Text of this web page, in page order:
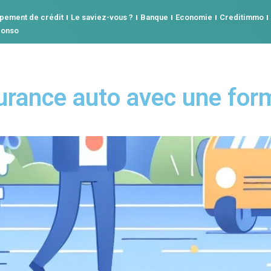
de crédit Le saviez-vous ? Banque Economie
Creditimmo
auto avec une